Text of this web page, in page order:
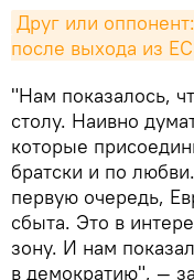
Друг или
после выхода из
"Нам показалось,
столу. Наивно
которые
братски и по
первую очередь,
сбыта. Это в
зону. И нам
в демократию", —